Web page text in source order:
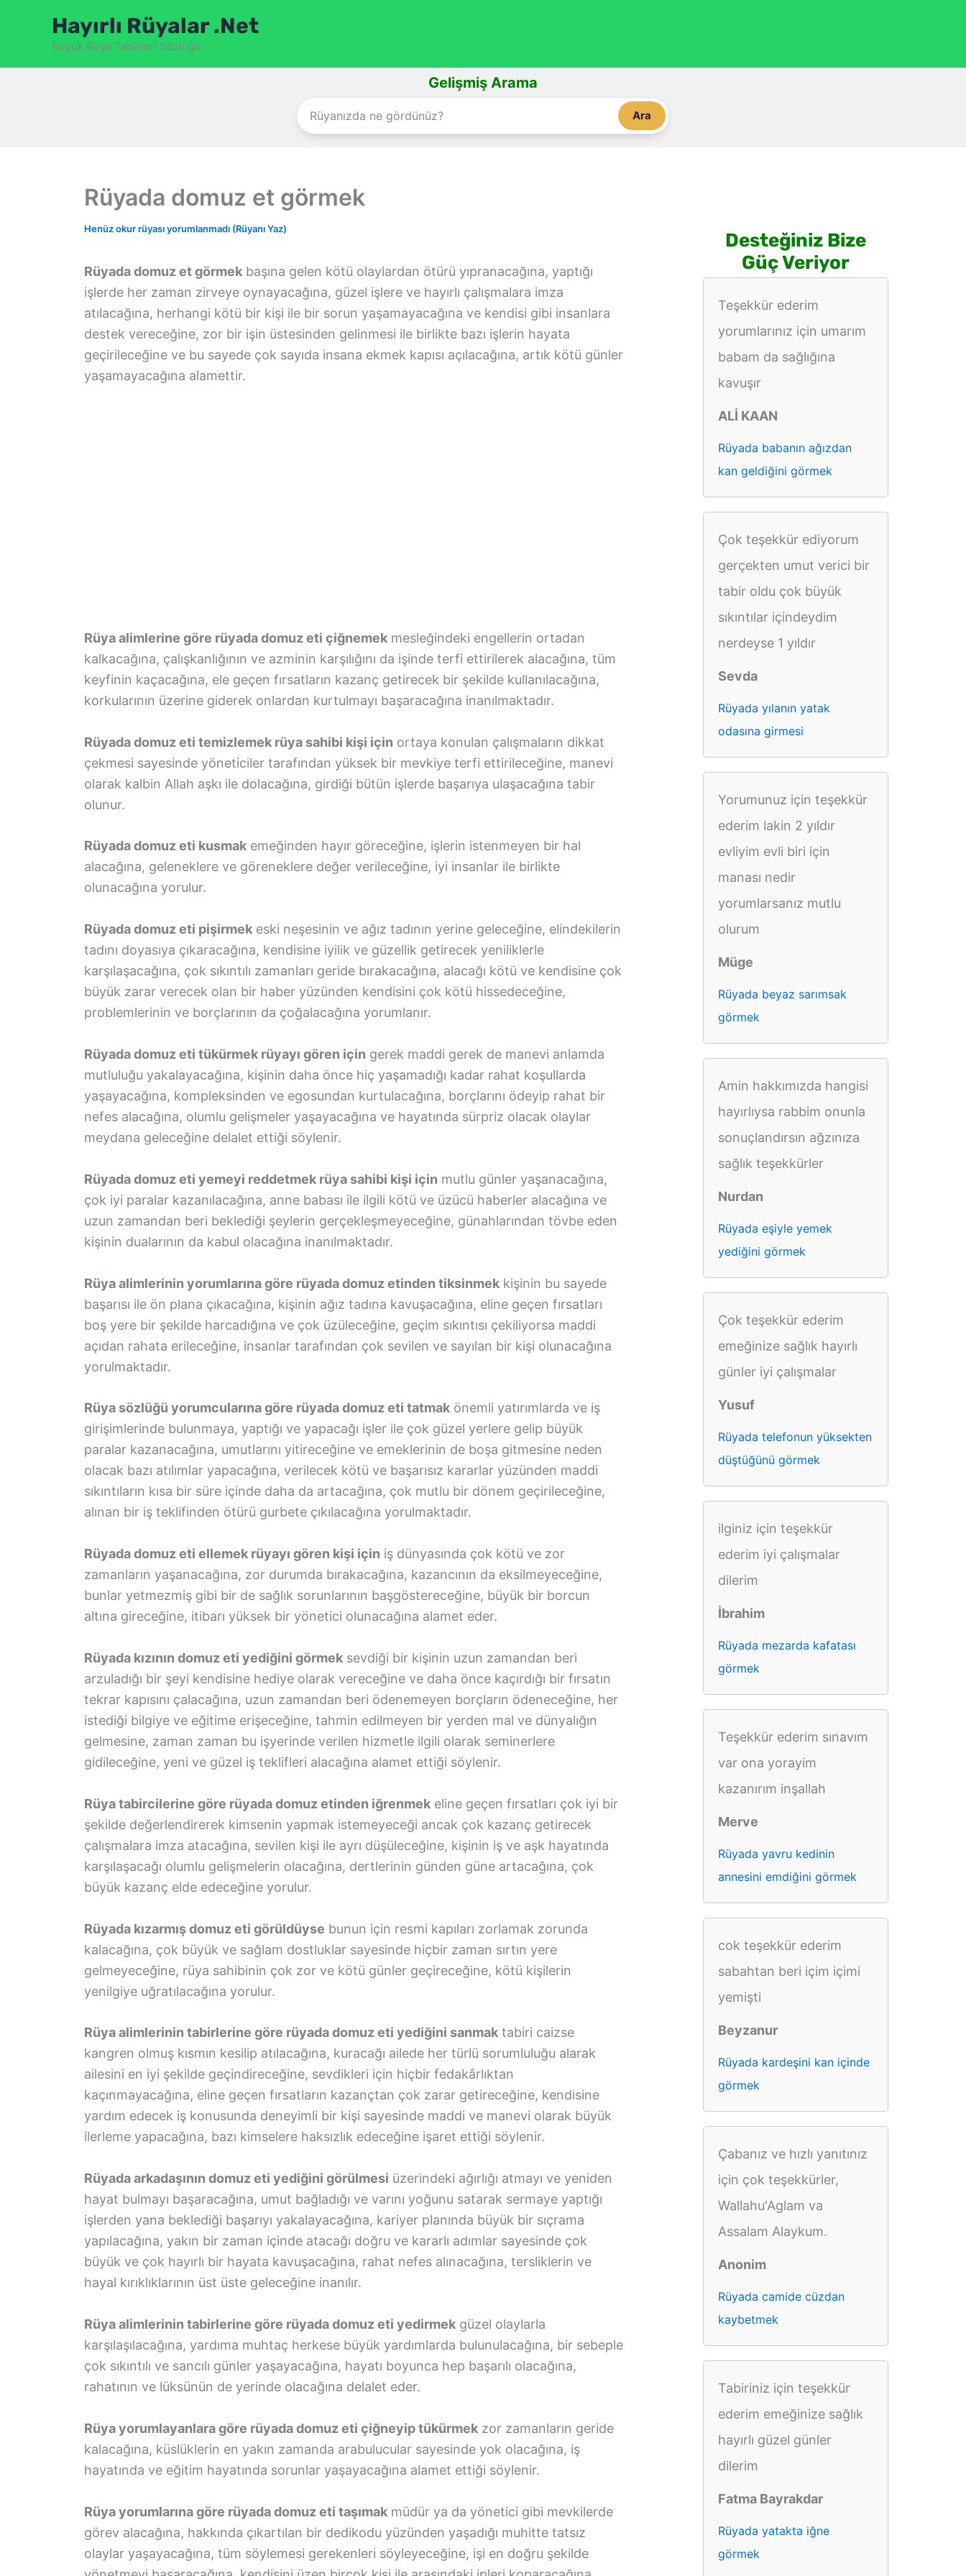
Hayırlı Rüyalar .Net
Büyük Rüya Tabirleri Sözlüğü
Gelişmiş Arama
Ara
Rüyada domuz et görmek
Henüz okur rüyası yorumlanmadı (Rüyanı Yaz)
Rüyada domuz et görmek başına gelen kötü olaylardan ötürü yıpranacağına, yaptığı
işlerde her zaman zirveye oynayacağına, güzel işlere ve hayırlı çalışmalara imza
atılacağına, herhangi kötü bir kişi ile bir sorun yaşamayacağına ve kendisi gibi insanlara
destek vereceğine, zor bir işin üstesinden gelinmesi ile birlikte bazı işlerin hayata
geçirileceğine ve bu sayede çok sayıda insana ekmek kapısı açılacağına, artık kötü günler
yaşamayacağına alamettir.
Rüya alimlerine göre rüyada domuz eti çiğnemek mesleğindeki engellerin ortadan
kalkacağına, çalışkanlığının ve azminin karşılığını da işinde terfi ettirilerek alacağına, tüm
keyfinin kaçacağına, ele geçen fırsatların kazanç getirecek bir şekilde kullanılacağına,
korkularının üzerine giderek onlardan kurtulmayı başaracağına inanılmaktadır.
Rüyada domuz eti temizlemek rüya sahibi kişi için ortaya konulan çalışmaların dikkat
çekmesi sayesinde yöneticiler tarafından yüksek bir mevkiye terfi ettirileceğine, manevi
olarak kalbin Allah aşkı ile dolacağına, girdiği bütün işlerde başarıya ulaşacağına tabir
olunur.
Rüyada domuz eti kusmak emeğinden hayır göreceğine, işlerin istenmeyen bir hal
alacağına, geleneklere ve göreneklere değer verileceğine, iyi insanlar ile birlikte
olunacağına yorulur.
Rüyada domuz eti pişirmek eski neşesinin ve ağız tadının yerine geleceğine, elindekilerin
tadını doyasıya çıkaracağına, kendisine iyilik ve güzellik getirecek yeniliklerle
karşılaşacağına, çok sıkıntılı zamanları geride bırakacağına, alacağı kötü ve kendisine çok
büyük zarar verecek olan bir haber yüzünden kendisini çok kötü hissedeceğine,
problemlerinin ve borçlarının da çoğalacağına yorumlanır.
Rüyada domuz eti tükürmek rüyayı gören için gerek maddi gerek de manevi anlamda
mutluluğu yakalayacağına, kişinin daha önce hiç yaşamadığı kadar rahat koşullarda
yaşayacağına, kompleksinden ve egosundan kurtulacağına, borçlarını ödeyip rahat bir
nefes alacağına, olumlu gelişmeler yaşayacağına ve hayatında sürpriz olacak olaylar
meydana geleceğine delalet ettiği söylenir.
Rüyada domuz eti yemeyi reddetmek rüya sahibi kişi için mutlu günler yaşanacağına,
çok iyi paralar kazanılacağına, anne babası ile ilgili kötü ve üzücü haberler alacağına ve
uzun zamandan beri beklediği şeylerin gerçekleşmeyeceğine, günahlarından tövbe eden
kişinin dualarının da kabul olacağına inanılmaktadır.
Rüya alimlerinin yorumlarına göre rüyada domuz etinden tiksinmek kişinin bu sayede
başarısı ile ön plana çıkacağına, kişinin ağız tadına kavuşacağına, eline geçen fırsatları
boş yere bir şekilde harcadığına ve çok üzüleceğine, geçim sıkıntısı çekiliyorsa maddi
açıdan rahata erileceğine, insanlar tarafından çok sevilen ve sayılan bir kişi olunacağına
yorulmaktadır.
Rüya sözlüğü yorumcularına göre rüyada domuz eti tatmak önemli yatırımlarda ve iş
girişimlerinde bulunmaya, yaptığı ve yapacağı işler ile çok güzel yerlere gelip büyük
paralar kazanacağına, umutlarını yitireceğine ve emeklerinin de boşa gitmesine neden
olacak bazı atılımlar yapacağına, verilecek kötü ve başarısız kararlar yüzünden maddi
sıkıntıların kısa bir süre içinde daha da artacağına, çok mutlu bir dönem geçirileceğine,
alınan bir iş teklifinden ötürü gurbete çıkılacağına yorulmaktadır.
Rüyada domuz eti ellemek rüyayı gören kişi için iş dünyasında çok kötü ve zor
zamanların yaşanacağına, zor durumda bırakacağına, kazancının da eksilmeyeceğine,
bunlar yetmezmiş gibi bir de sağlık sorunlarının başgöstereceğine, büyük bir borcun
altına gireceğine, itibarı yüksek bir yönetici olunacağına alamet eder.
Rüyada kızının domuz eti yediğini görmek sevdiği bir kişinin uzun zamandan beri
arzuladığı bir şeyi kendisine hediye olarak vereceğine ve daha önce kaçırdığı bir fırsatın
tekrar kapısını çalacağına, uzun zamandan beri ödenemeyen borçların ödeneceğine, her
istediği bilgiye ve eğitime erişeceğine, tahmin edilmeyen bir yerden mal ve dünyalığın
gelmesine, zaman zaman bu işyerinde verilen hizmetle ilgili olarak seminerlere
gidileceğine, yeni ve güzel iş teklifleri alacağına alamet ettiği söylenir.
Rüya tabircilerine göre rüyada domuz etinden iğrenmek eline geçen fırsatları çok iyi bir
şekilde değerlendirerek kimsenin yapmak istemeyeceği ancak çok kazanç getirecek
çalışmalara imza atacağına, sevilen kişi ile ayrı düşüleceğine, kişinin iş ve aşk hayatında
karşılaşacağı olumlu gelişmelerin olacağına, dertlerinin günden güne artacağına, çok
büyük kazanç elde edeceğine yorulur.
Rüyada kızarmış domuz eti görüldüyse bunun için resmi kapıları zorlamak zorunda
kalacağına, çok büyük ve sağlam dostluklar sayesinde hiçbir zaman sırtın yere
gelmeyeceğine, rüya sahibinin çok zor ve kötü günler geçireceğine, kötü kişilerin
yenilgiye uğratılacağına yorulur.
Rüya alimlerinin tabirlerine göre rüyada domuz eti yediğini sanmak tabiri caizse
kangren olmuş kısmın kesilip atılacağına, kuracağı ailede her türlü sorumluluğu alarak
ailesini en iyi şekilde geçindireceğine, sevdikleri için hiçbir fedakârlıktan
kaçınmayacağına, eline geçen fırsatların kazançtan çok zarar getireceğine, kendisine
yardım edecek iş konusunda deneyimli bir kişi sayesinde maddi ve manevi olarak büyük
ilerleme yapacağına, bazı kimselere haksızlık edeceğine işaret ettiği söylenir.
Rüyada arkadaşının domuz eti yediğini görülmesi üzerindeki ağırlığı atmayı ve yeniden
hayat bulmayı başaracağına, umut bağladığı ve varını yoğunu satarak sermaye yaptığı
işlerden yana beklediği başarıyı yakalayacağına, kariyer planında büyük bir sıçrama
yapılacağına, yakın bir zaman içinde atacağı doğru ve kararlı adımlar sayesinde çok
büyük ve çok hayırlı bir hayata kavuşacağına, rahat nefes alınacağına, tersliklerin ve
hayal kırıklıklarının üst üste geleceğine inanılır.
Rüya alimlerinin tabirlerine göre rüyada domuz eti yedirmek güzel olaylarla
karşılaşılacağına, yardıma muhtaç herkese büyük yardımlarda bulunulacağına, bir sebeple
çok sıkıntılı ve sancılı günler yaşayacağına, hayatı boyunca hep başarılı olacağına,
rahatının ve lüksünün de yerinde olacağına delalet eder.
Rüya yorumlayanlara göre rüyada domuz eti çiğneyip tükürmek zor zamanların geride
kalacağına, küslüklerin en yakın zamanda arabulucular sayesinde yok olacağına, iş
hayatında ve eğitim hayatında sorunlar yaşayacağına alamet ettiği söylenir.
Rüya yorumlarına göre rüyada domuz eti taşımak müdür ya da yönetici gibi mevkilerde
görev alacağına, hakkında çıkartılan bir dedikodu yüzünden yaşadığı muhitte tatsız
olaylar yaşayacağına, tüm söylemesi gerekenleri söyleyeceğine, işi en doğru şekilde
Desteğiniz Bize
Güç Veriyor
Teşekkür ederim
yorumlarınız için umarım
babam da sağlığına
kavuşır
ALİ KAAN
Rüyada babanın ağızdan
kan geldiğini görmek
Çok teşekkür ediyorum
gerçekten umut verici bir
tabir oldu çok büyük
sıkıntılar içindeydim
nerdeyse 1 yıldır
Sevda
Rüyada yılanın yatak
odasına girmesi
Yorumunuz için teşekkür
ederim lakin 2 yıldır
evliyim evli biri için
manası nedir
yorumlarsanız mutlu
olurum
Müge
Rüyada beyaz sarımsak
görmek
Amin hakkımızda hangisi
hayırlıysa rabbim onunla
sonuçlandırsın ağzınıza
sağlık teşekkürler
Nurdan
Rüyada eşiyle yemek
yediğini görmek
Çok teşekkür ederim
emeğinize sağlık hayırlı
günler iyi çalışmalar
Yusuf
Rüyada telefonun yüksekten
düştüğünü görmek
ilginiz için teşekkür
ederim iyi çalışmalar
dilerim
İbrahim
Rüyada mezarda kafatası
görmek
Teşekkür ederim sınavım
var ona yorayim
kazanırım inşallah
Merve
Rüyada yavru kedinin
annesini emdiğini görmek
cok teşekkür ederim
sabahtan beri içim içimi
yemişti
Beyzanur
Rüyada kardeşini kan içinde
görmek
Çabanız ve hızlı yanıtınız
için çok teşekkürler,
Wallahu'Aglam va
Assalam Alaykum.
Anonim
Rüyada camide cüzdan
kaybetmek
Tabiriniz için teşekkür
ederim emeğinize sağlık
hayırlı güzel günler
dilerim
Fatma Bayrakdar
Rüyada yatakta iğne
görmek